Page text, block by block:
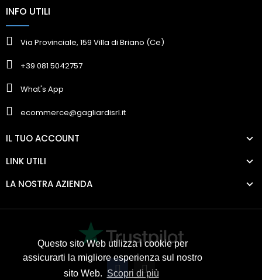
Questo sito Web utilizza i cookie per
assicurarti la migliore esperienza sul nostro
sito Web. Scopri di più
INFO UTILI
Via Provinciale, 159 Villa di Briano (Ce)
+39 081 5042757
What's App
ecommerce@gagliardisrl.it
IL TUO ACCOUNT
LINK UTILI
LA NOSTRA AZIENDA